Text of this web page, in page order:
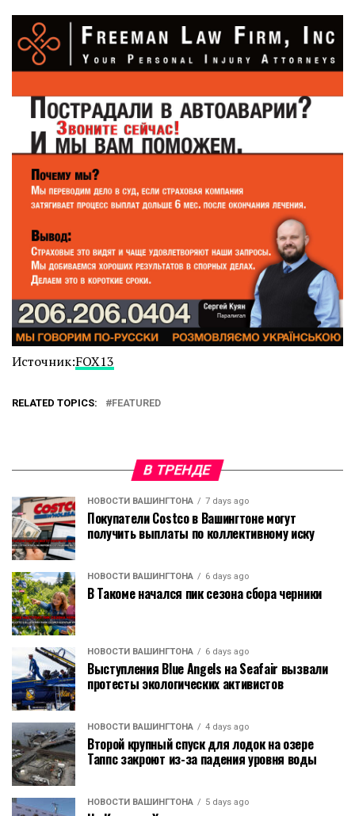
Источник:FOX13
RELATED TOPICS: FEATURED
В ТРЕНДЕ
НОВОСТИ ВАШИНГТОНА 7 days ago
Покупатели Costco в Вашингтоне могут
получить выплаты по коллективному иску
НОВОСТИ ВАШИНГТОНА 6 days ago
В Такоме начался пик сезона сбора черники
НОВОСТИ ВАШИНГТОНА 6 days ago
Выступления Blue Angels на Seafair вызвали
протесты экологических активистов
НОВОСТИ ВАШИНГТОНА 4 days ago
Второй крупный спуск для лодок на озере
Таппс закроют из-за падения уровня воды
НОВОСТИ ВАШИНГТОНА 5 days ago